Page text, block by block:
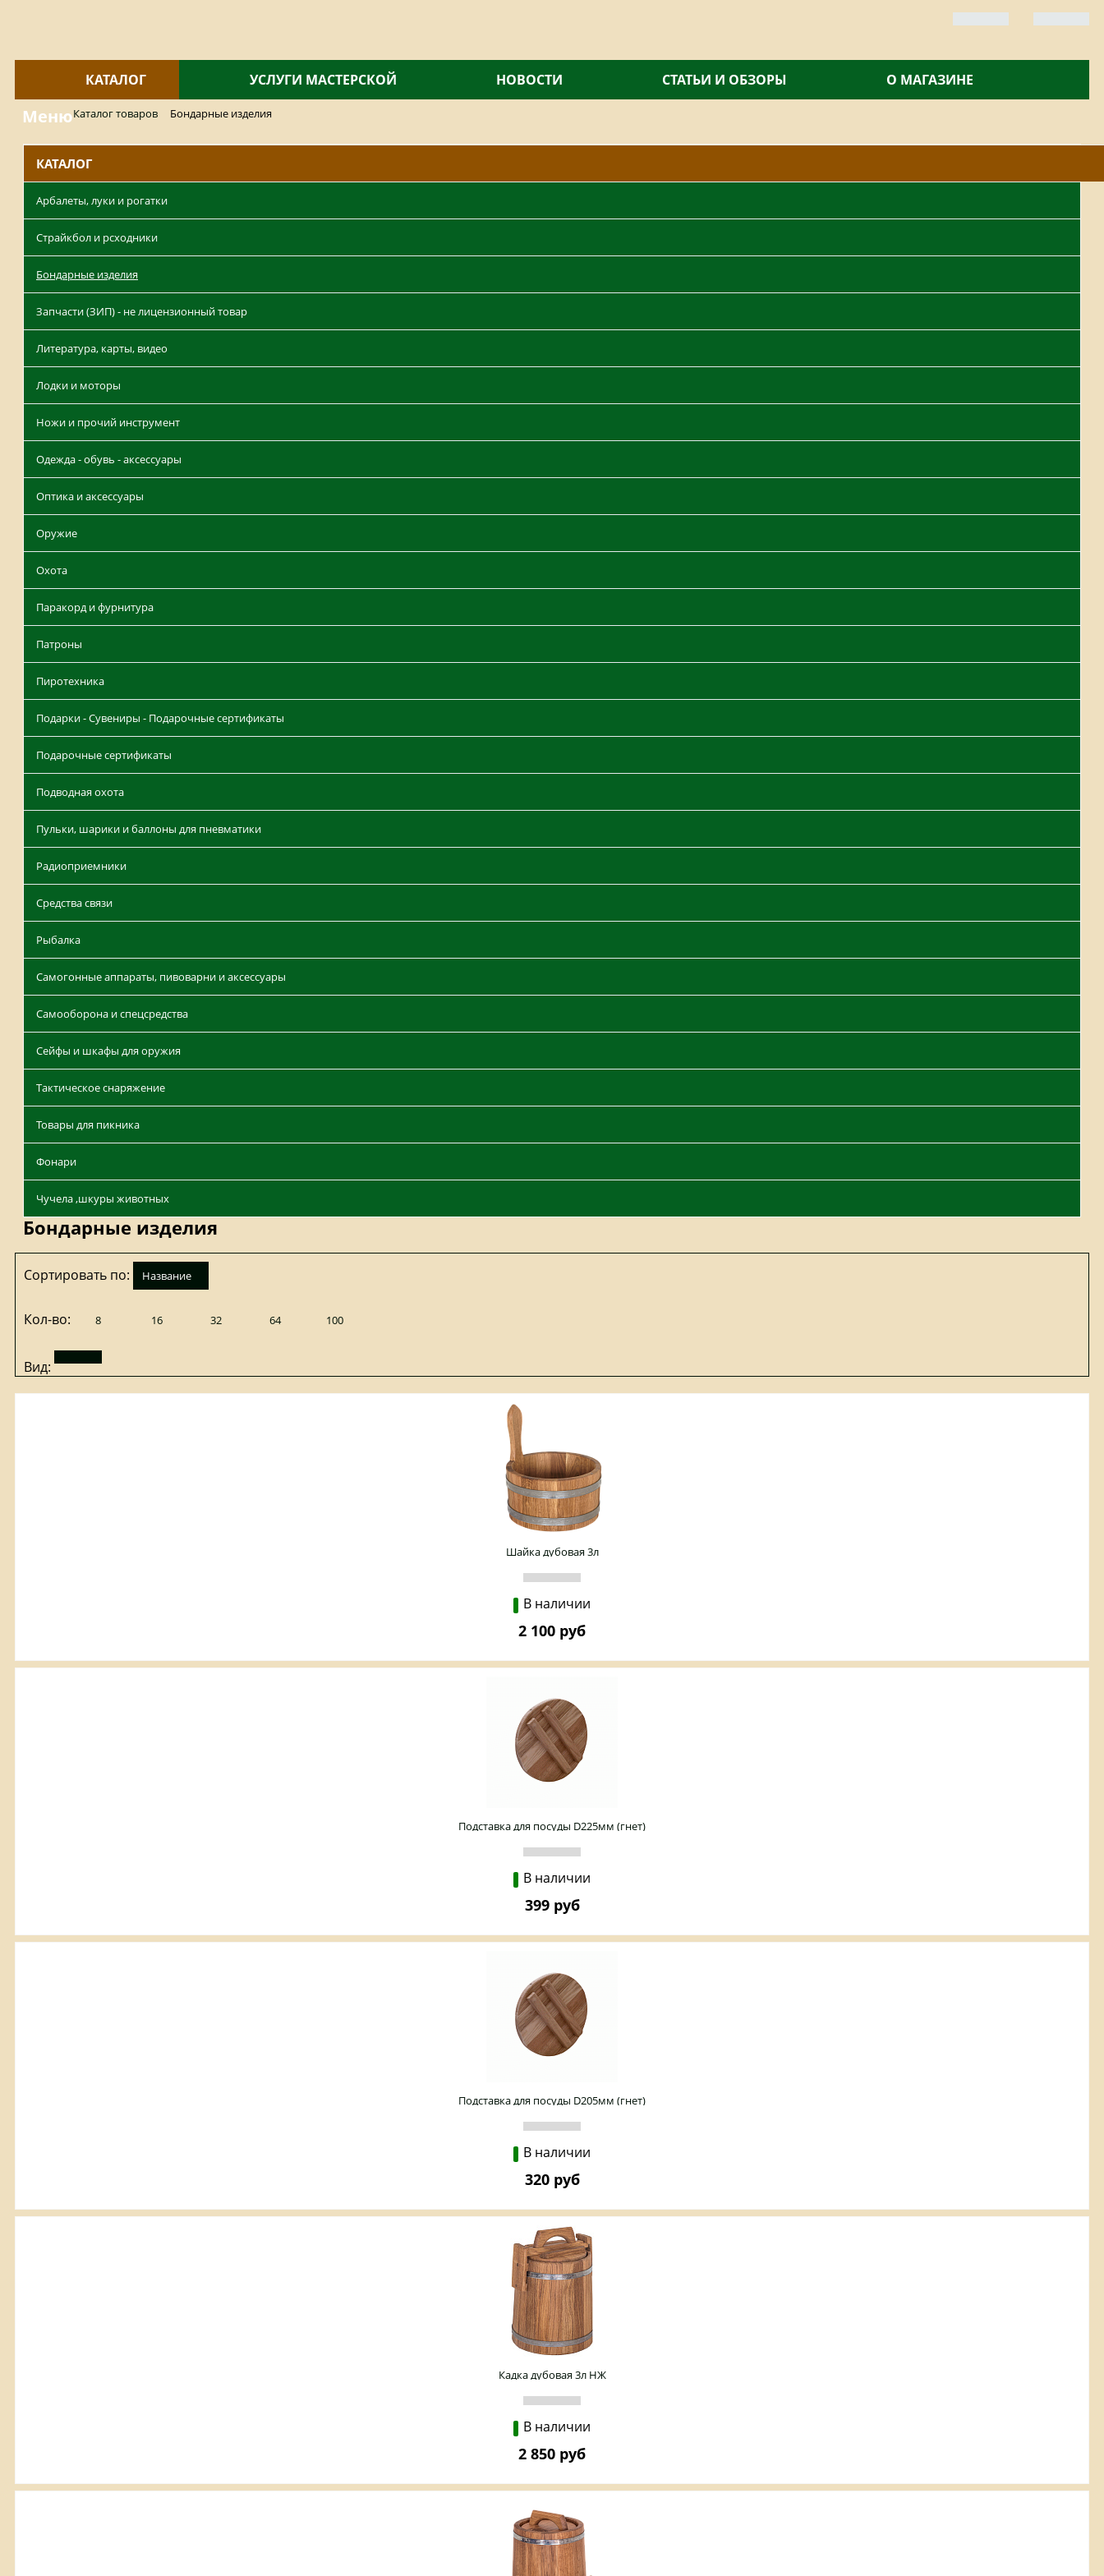
КАТАЛОГ УСЛУГИ МАСТЕРСКОЙ НОВОСТИ СТАТЬИ И ОБЗОРЫ О МАГАЗИНЕ
МенюКаталог товаров Бондарные изделия
КАТАЛОГ
Арбалеты, луки и рогатки
Страйкбол и рсходники
Бондарные изделия
Запчасти (ЗИП) - не лицензионный товар
Литература, карты, видео
Лодки и моторы
Ножи и прочий инструмент
Одежда - обувь - аксессуары
Оптика и аксессуары
Оружие
Охота
Паракорд и фурнитура
Патроны
Пиротехника
Подарки - Сувениры - Подарочные сертификаты
Подарочные сертификаты
Подводная охота
Пульки, шарики и баллоны для пневматики
Радиоприемники
Средства связи
Рыбалка
Самогонные аппараты, пивоварни и аксессуары
Самооборона и спецсредства
Сейфы и шкафы для оружия
Тактическое снаряжение
Товары для пикника
Фонари
Чучела ,шкуры животных
Бондарные изделия
Сортировать по: название
Кол-во: 8 16 32 64 100
Вид:
Шайка дубовая 3л
В наличии
2 100 руб
Подставка для посуды D225мм (гнет)
В наличии
399 руб
Подставка для посуды D205мм (гнет)
В наличии
320 руб
Кадка дубовая 3л НЖ
В наличии
2 850 руб